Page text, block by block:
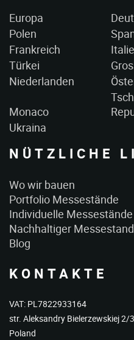
Europa
Polen
Frankreich
Türkei
Niederlanden
Monaco
Ukraina
NÜTZLICHE
Wo wir bauen
Portfolio Messestände
Individuelle Messestände
Nachhaltiger Messestand
Blog
KONTAKTE
VAT: PL7822933164
str. Aleksandry Bielerzewskiej 2/
Poland